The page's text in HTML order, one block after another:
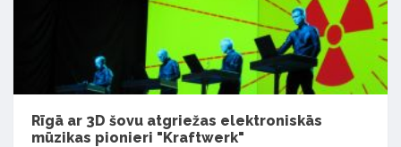
Rīgā ar 3D šovu atgriežas elektroniskās
mūzikas pionieri "Kraftwerk"